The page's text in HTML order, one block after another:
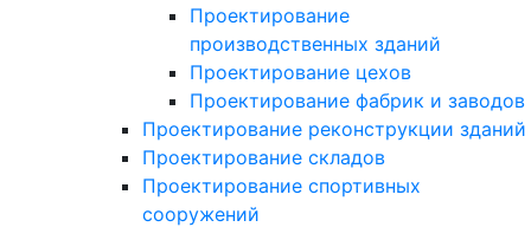
Проектирование
производственных зданий
Проектирование цехов
Проектирование фабрик и заводов
Проектирование реконструкции зданий
Проектирование складов
Проектирование спортивных
сооружений